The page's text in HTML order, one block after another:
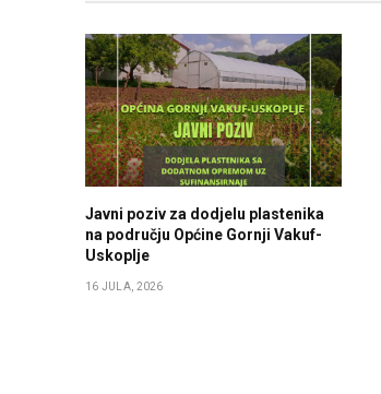
Javni poziv za dodjelu plastenika
na području Općine Gornji Vakuf-
Uskoplje
16 JULA, 2026